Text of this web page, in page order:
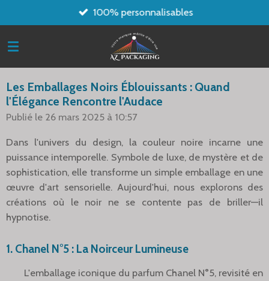
au
contenu
100% personnalisables
Les Emballages Noirs Éblouissants : Quand
l'Élégance Rencontre l'Audace
Publié le 26 mars 2025 à 10:57
Dans l'univers du design, la couleur noire incarne une
puissance intemporelle. Symbole de luxe, de mystère et de
sophistication, elle transforme un simple emballage en une
œuvre d'art sensorielle. Aujourd'hui, nous explorons des
créations où le noir ne se contente pas de briller—il
hypnotise.
1. Chanel N°5 : La Noirceur Lumineuse
L'emballage iconique du parfum Chanel N°5, revisité en